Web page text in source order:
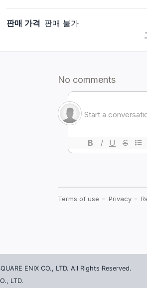
판매 가격 판매 불가
ENIX CO., LTD. All Rights Reserved.
LTD.